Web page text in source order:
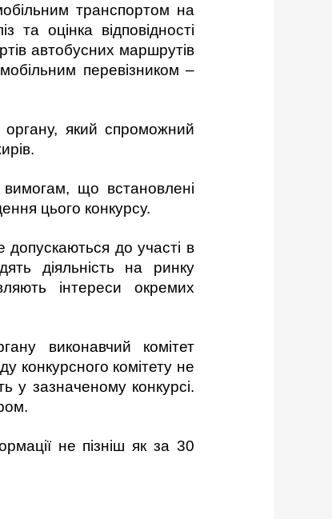
транспортом на
оцінка відповідності
автобусних маршрутів
перевізником –
який спроможний
вимогам, що встановлені
цього конкурсу.
допускаються до участі в
діяльність на ринку
інтереси окремих
виконавчий комітет
конкурсного комітету не
у зазначеному конкурсі.
не пізніш як за 30